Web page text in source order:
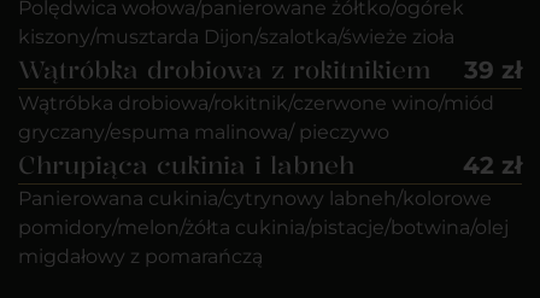
Polędwica wołowa/panierowane żółtko/ogórek
kiszony/musztarda Dijon/szalotka/świeże zioła
Wątróbka drobiowa z rokitnikiem 39 zł
Wątróbka drobiowa/rokitnik/czerwone wino/miód
gryczany/espuma malinowa/ pieczywo
Chrupiąca cukinia i labneh 42 zł
Panierowana cukinia/cytrynowy labneh/kolorowe
pomidory/melon/żółta cukinia/pistacje/botwina/olej
migdałowy z pomarańczą